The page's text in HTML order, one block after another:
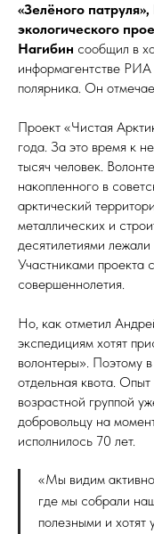
«Зелёного
экологического
Нагибин сообщил в
информагентстве
полярника. Он
Проект «Чистая
года. За это время к
тысяч человек.
накопленного в
арктический
металлических и
десятилетиями
Участниками проекта
совершеннолетия.
Но, как отметил
экспедициям хотят
волонтеры». Поэтому
отдельная квота.
возрастной группой
добровольцу на
исполнилось 70 лет.
«Мы видим
где мы собрали
полезными и хотят